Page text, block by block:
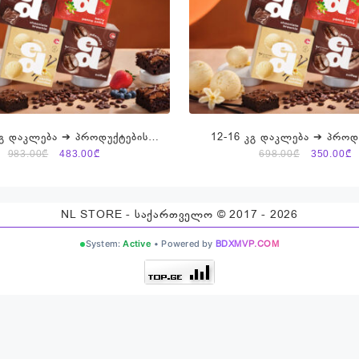
დაკლება ➔ პროდუქტების
➔ Energy Diet Smart
983.00₾
Original
483.00₾Current
12-16 კგ დაკლება ➔
ნაკრები ➔ Energy Diet
698.00₾
Original
350.00₾
NL STORE - საქართველო © 2017 - 2026
System:Active • Powered by BDXMVP.COM